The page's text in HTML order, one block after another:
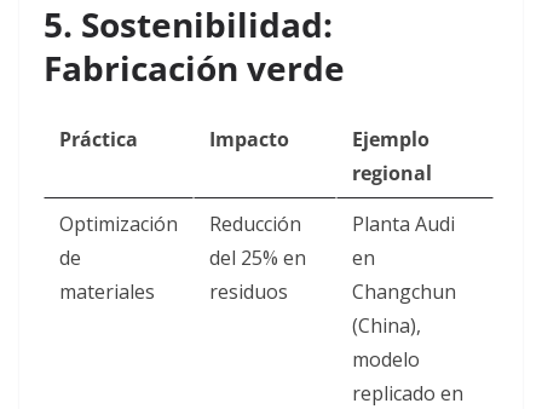
5. Sostenibilidad:
Fabricación verde
Práctica Impacto
Ejemplo
regional
Optimización
de
materiales
Reducción
del 25% en
residuos
Planta Audi
en
Changchun
(China),
modelo
replicado en